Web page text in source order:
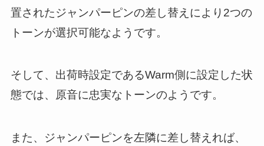
置されたジャンパーピンの差し替えにより2つの
トーンが選択可能なようです。
そして、出荷時設定であるWarm側に設定した状
態では、原音に忠実なトーンのようです。
また、ジャンパーピンを左隣に差し替えれば、